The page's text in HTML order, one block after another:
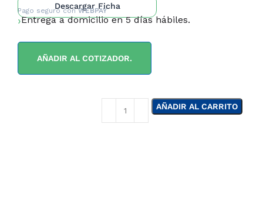
Descargar Ficha
Pago seguro conWEBPAY
Entrega a domicilio en 5 días hábiles.
AÑADIR AL COTIZADOR.
AÑADIR AL CARRITO